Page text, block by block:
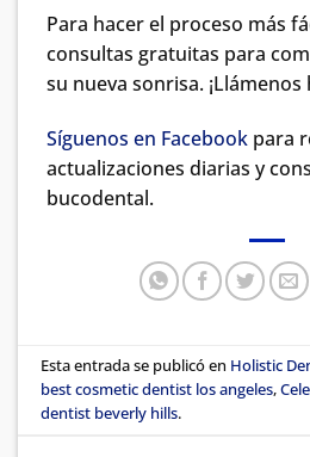
Para hacer el proceso más
consultas gratuitas para
su nueva sonrisa.
Síguenos en Facebook para
actualizaciones diarias y
bucodental.
Esta entrada se publicó en Holistic
best cosmetic dentist los angeles,
dentist beverly hills.